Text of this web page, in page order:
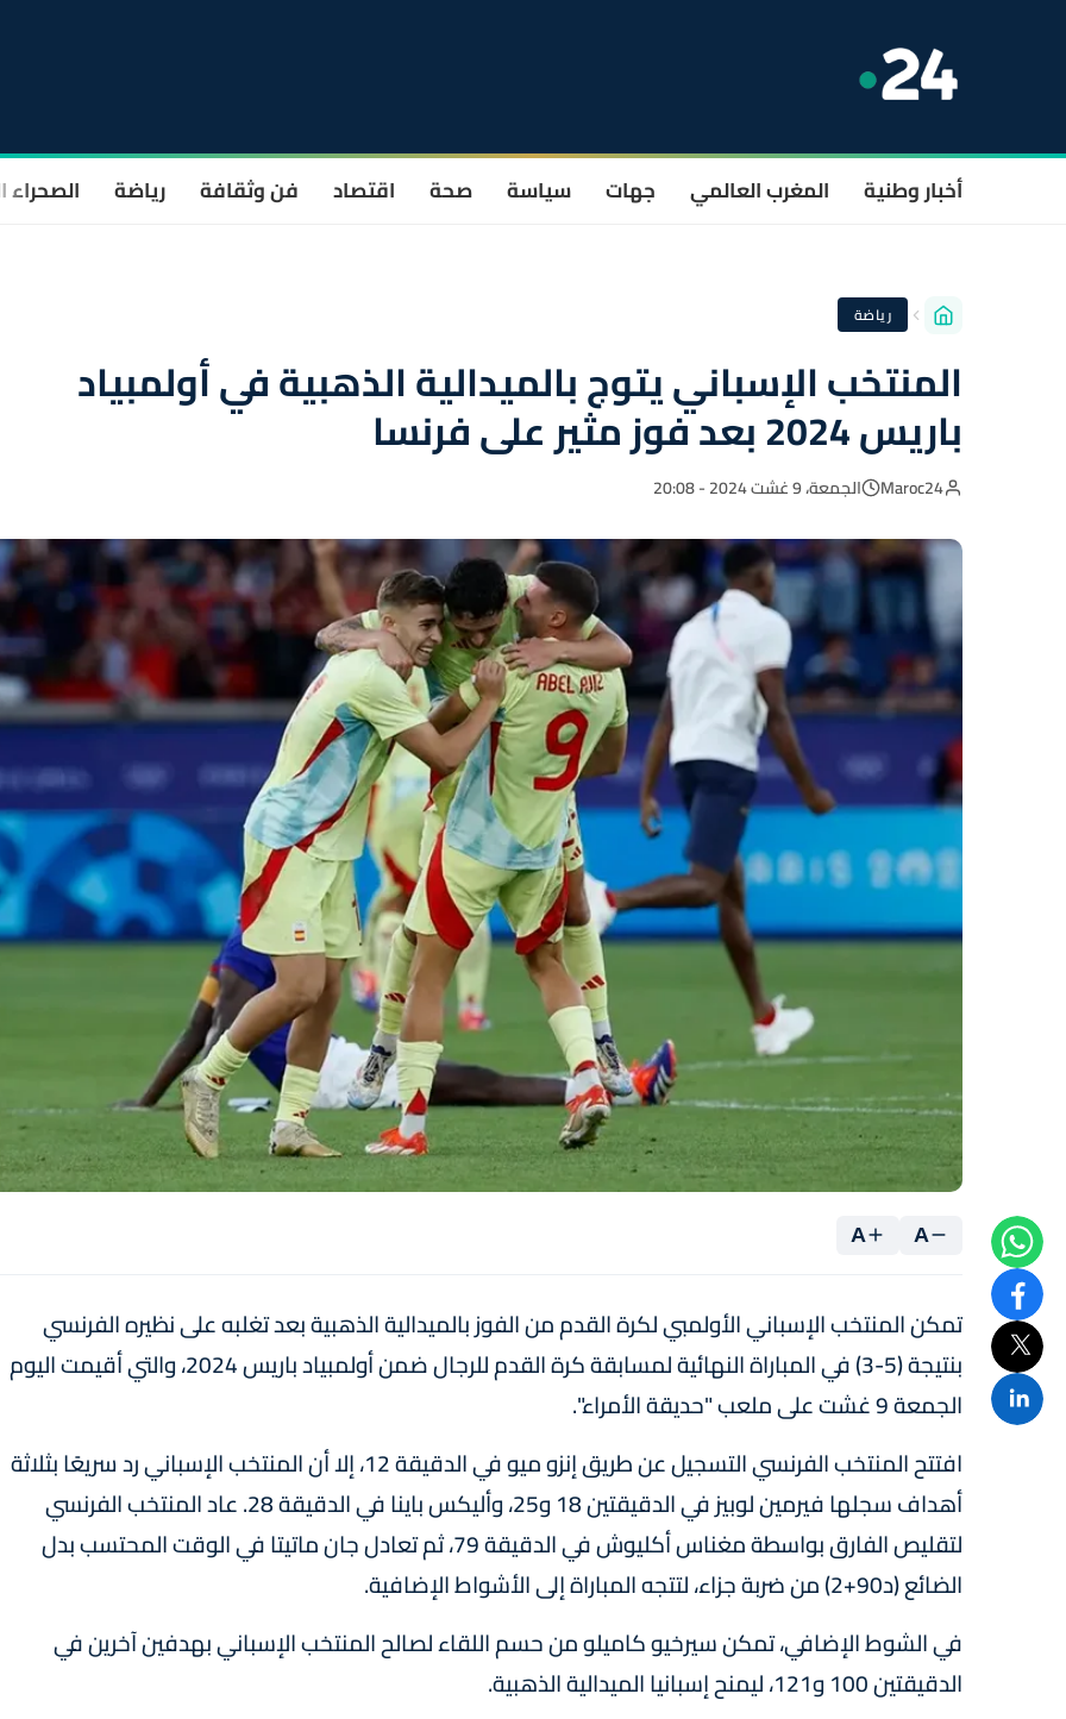
أخبار وطنية المغرب العالمي جهات سياسة صحة اقتصاد فن وثقافة رياضة الصحراء
رياضة
المنتخب الإسباني يتوج بالميدالية الذهبية في أولمبياد
باريس 2024 بعد فوز مثير على فرنسا
Maroc24 الجمعة، 9 غشت 2024 - 20:08
A
A
تمكن المنتخب الإسباني الأولمبي لكرة القدم من الفوز بالميدالية الذهبية بعد تغلبه على نظيره الفرنسي
بنتيجة (5-3) في المباراة النهائية لمسابقة كرة القدم للرجال ضمن أولمبياد باريس 2024، والتي أقيمت اليوم
الجمعة 9 غشت على ملعب "حديقة الأمراء".
افتتح المنتخب الفرنسي التسجيل عن طريق إنزو ميو في الدقيقة 12، إلا أن المنتخب الإسباني رد سريعًا بثلاثة
أهداف سجلها فيرمين لوبيز في الدقيقتين 18 و25، وأليكس باينا في الدقيقة 28. عاد المنتخب الفرنسي
لتقليص الفارق بواسطة مغناس أكليوش في الدقيقة 79، ثم تعادل جان ماتيتا في الوقت المحتسب بدل
الضائع (د90+2) من ضربة جزاء، لتتجه المباراة إلى الأشواط الإضافية.
في الشوط الإضافي، تمكن سيرخيو كاميلو من حسم اللقاء لصالح المنتخب الإسباني بهدفين آخرين في
الدقيقتين 100 و121، ليمنح إسبانيا الميدالية الذهبية.